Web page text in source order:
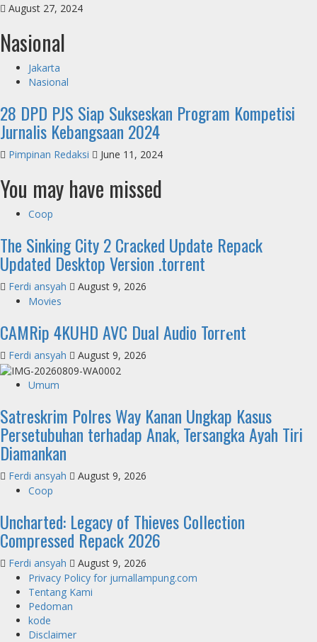
August 27, 2024
Nasional
Jakarta
Nasional
28 DPD PJS Siap Sukseskan Program Kompetisi
Jurnalis Kebangsaan 2024
Pimpinan Redaksi June 11, 2024
You may have missed
Coop
The Sinking City 2 Cracked Update Repack
Updated Desktop Version .torrent
Ferdi ansyah
August 9, 2026
Movies
CAMRip 4KUHD AVC Dual Audio Torr𝐞nt
Ferdi ansyah August 9, 2026
Umum
Satreskrim Polres Way Kanan Ungkap Kasus
Persetubuhan terhadap Anak, Tersangka Ayah Tiri
Diamankan
Ferdi ansyah
August 9, 2026
Coop
Uncharted: Legacy of Thieves Collection
Compressed Repack 2026
Ferdi ansyah
August 9, 2026
Privacy Policy for jurnallampung.com
Tentang Kami
Pedoman
kode
Disclaimer